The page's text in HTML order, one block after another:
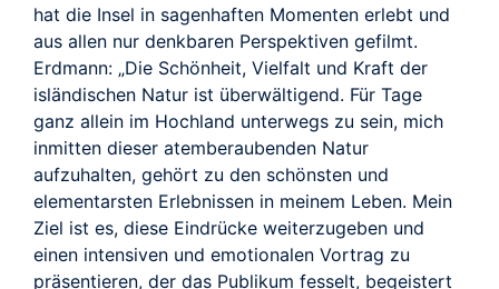
hat die Insel in sagenhaften Momenten erlebt und
aus allen nur denkbaren Perspektiven gefilmt.
Erdmann: „Die Schönheit, Vielfalt und Kraft der
isländischen Natur ist überwältigend. Für Tage
ganz allein im Hochland unterwegs zu sein, mich
inmitten dieser atemberaubenden Natur
aufzuhalten, gehört zu den schönsten und
elementarsten Erlebnissen in meinem Leben. Mein
Ziel ist es, diese Eindrücke weiterzugeben und
einen intensiven und emotionalen Vortrag zu
präsentieren, der das Publikum fesselt, begeistert